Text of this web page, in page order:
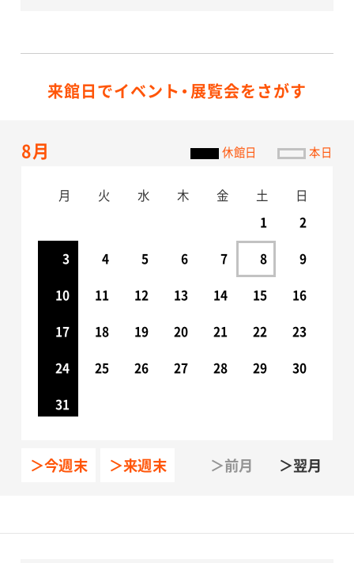
来館日でイベント・展覧会をさがす
8月 休館日 本日
月 火 水 木 金 土 日
1 2
3 4 5 6 7 8 9
10 11 12 13 14 15 16
17 18 19 20 21 22 23
24 25 26 27 28 29 30
31
＞今週末 ＞来週末 ＞前月 ＞翌月